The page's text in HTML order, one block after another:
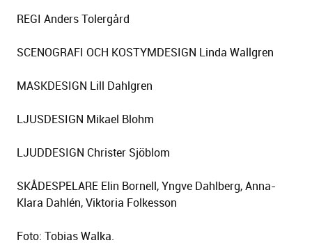
REGI Anders Tolergård
SCENOGRAFI OCH KOSTYMDESIGN Linda Wallgren
MASKDESIGN Lill Dahlgren
LJUSDESIGN Mikael Blohm
LJUDDESIGN Christer Sjöblom
SKÅDESPELARE Elin Bornell, Yngve Dahlberg, Anna-
Klara Dahlén, Viktoria Folkesson
Foto: Tobias Walka.